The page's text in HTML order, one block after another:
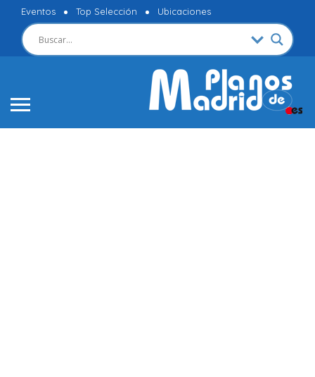
Eventos Top Selección Ubicaciones